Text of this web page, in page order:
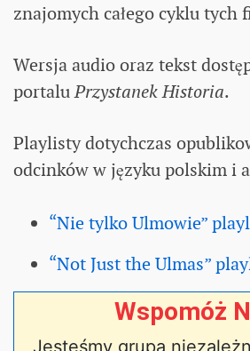
znajomych całego cyklu tych
Wersja audio oraz tekst
portaluPrzystanek Historia.
Playlisty dotychczas
odcinków w języku polskim i
“Nie tylko Ulmowie”
“Not Just the Ulmas”
Wspomóż